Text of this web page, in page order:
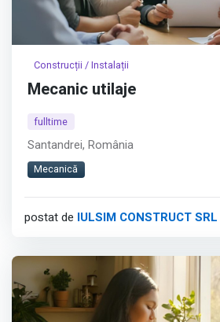
Construcții / Instalații
Mecanic utilaje
fulltime
Santandrei, România
Mecanică
postat de IULSIM CONSTRUCT SRL